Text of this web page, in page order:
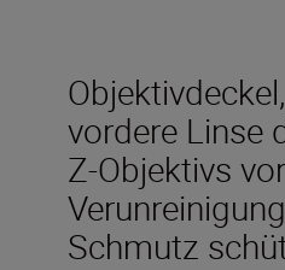
vordere Linse
Z-Objektivs
Schmutz